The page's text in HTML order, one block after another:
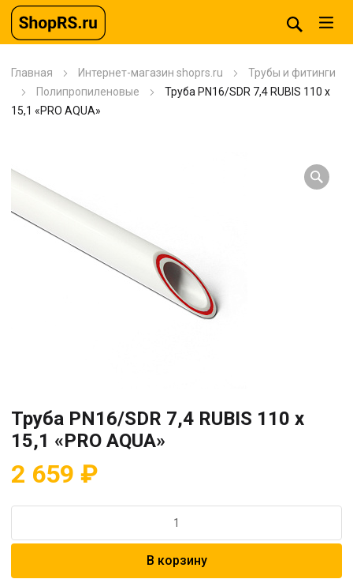
Главная Интернет-магазин shoprs.ru
Трубы и фитинги
Полипропиленовые
Труба PN16/SDR 7,4 RUBIS 110 x
15,1 «PRO AQUA»
Труба PN16/SDR 7,4 RUBIS 110 x
15,1 «PRO AQUA»
2 659 ₽
Труба
В корзину